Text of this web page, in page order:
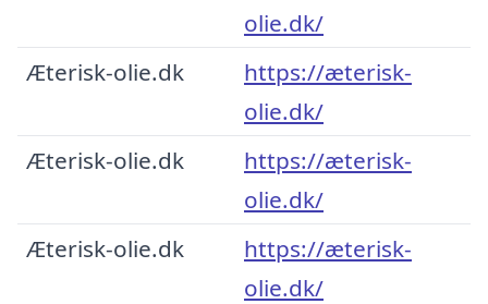
olie.dk/
Æterisk-olie.dk
https://æterisk-
olie.dk/
Æterisk-olie.dk
https://æterisk-
olie.dk/
Æterisk-olie.dk
https://æterisk-
olie.dk/